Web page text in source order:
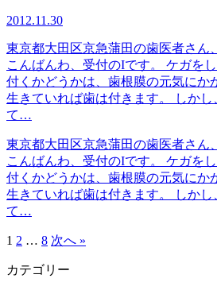
2012.11.30
東京都大田区京急蒲田の歯医者さん
こんばんわ、受付のIです。 ケガを
付くかどうかは、歯根膜の元気にか
生きていれば歯は付きます。 しか
て…
東京都大田区京急蒲田の歯医者さん
こんばんわ、受付のIです。 ケガを
付くかどうかは、歯根膜の元気にか
生きていれば歯は付きます。 しか
て…
1 2 … 8 次へ »
カテゴリー